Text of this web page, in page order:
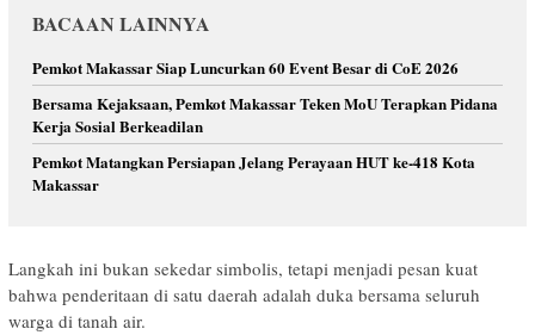
BACAAN LAINNYA
Pemkot Makassar Siap Luncurkan 60 Event Besar di CoE 2026
Bersama Kejaksaan, Pemkot Makassar Teken MoU Terapkan Pidana
Kerja Sosial Berkeadilan
Pemkot Matangkan Persiapan Jelang Perayaan HUT ke-418 Kota
Makassar
Langkah ini bukan sekedar simbolis, tetapi menjadi pesan kuat
bahwa penderitaan di satu daerah adalah duka bersama seluruh
warga di tanah air.